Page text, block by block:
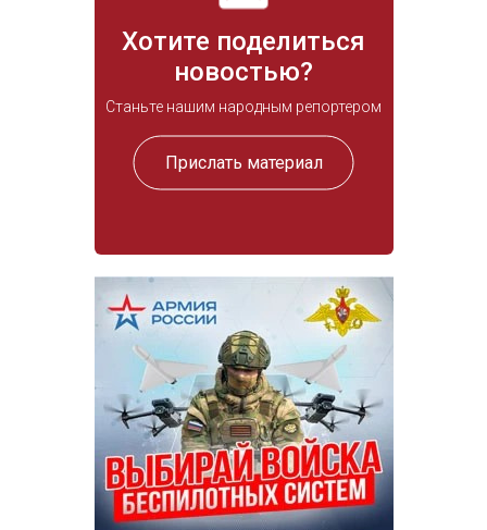
Хотите поделиться
новостью?
Станьте нашим народным репортером
Прислать материал